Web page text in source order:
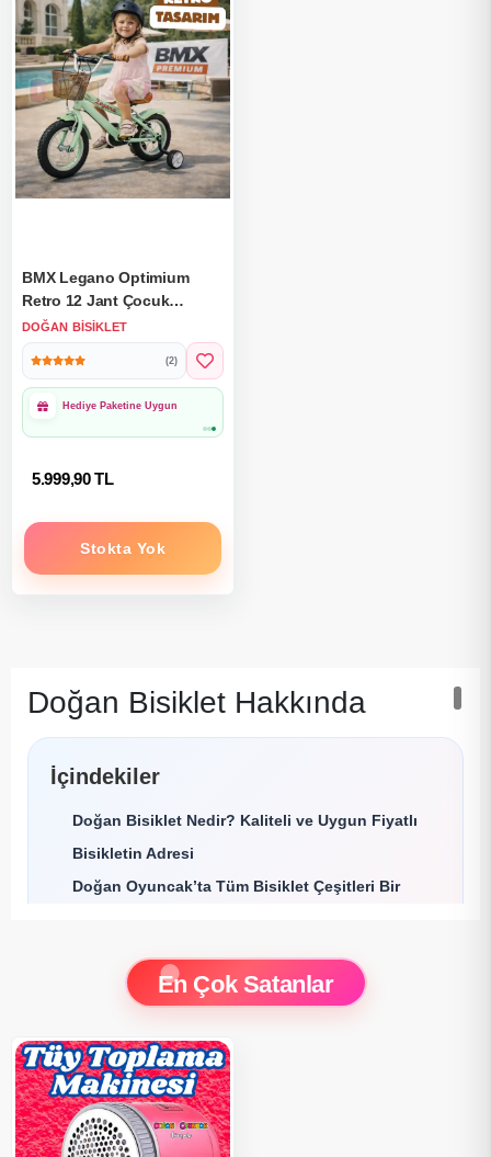
BMX Legano Optimium
Retro 12 Jant Çocuk
Bisikleti Yeşil - Legano 12
Jant Bisiklet Retro BMX
Bisiklet
DOĞAN BISIKLET
(2)
Hediye Paketine Uygun
5.999,90 TL
Stokta Yok
Doğan Bisiklet Hakkında
İçindekiler
Doğan Bisiklet Nedir? Kaliteli ve Uygun Fiyatlı
Bisikletin Adresi
Doğan Oyuncak’ta Tüm Bisiklet Çeşitleri Bir
BMX, Retro ve Spor Bisiklet Modelleri
Doğan Bisiklet ile Yola Çıkmaya Hazır Mısın?
Doğan Bisiklet Nedir? Kaliteli ve Uygun Fiyatlı
En Çok Satanlar